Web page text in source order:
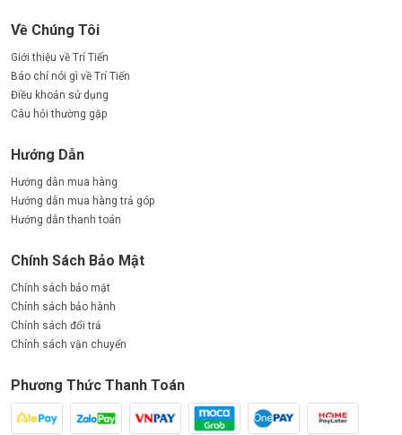
Về Chúng Tôi
Giới thiệu về Trí Tiến
Báo chí nói gì về Trí Tiến
Điều khoản sử dụng
Câu hỏi thường gặp
Hướng Dẫn
Hướng dẫn mua hàng
Hướng dẫn mua hàng trả góp
Hướng dẫn thanh toán
Chính Sách Bảo Mật
Chính sách bảo mật
Chính sách bảo hành
Chính sách đổi trả
Chính sách vận chuyển
Phương Thức Thanh Toán